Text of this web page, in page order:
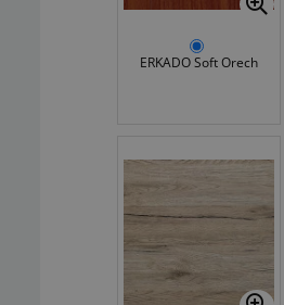
ERKADO Soft Orech